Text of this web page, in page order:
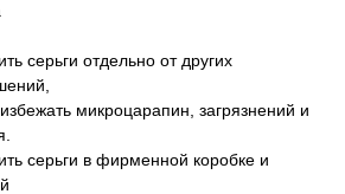
серьги отдельно от других
микроцарапин, загрязнений и
серьги в фирменной коробке и